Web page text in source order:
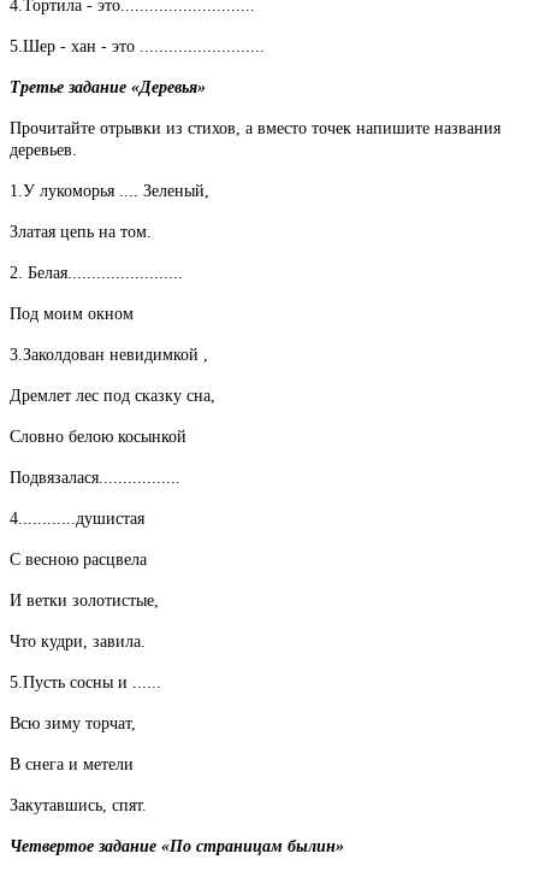
4.Тортила - это............................
5.Шер - хан - это ..........................
Третье задание «Деревья»
Прочитайте отрывки из стихов, а вместо точек напишите названия
деревьев.
1.У лукоморья .... Зеленый,
Златая цепь на том.
2. Белая........................
Под моим окном
3.Заколдован невидимкой ,
Дремлет лес под сказку сна,
Словно белою косынкой
Подвязалася.................
4............душистая
С весною расцвела
И ветки золотистые,
Что кудри, завила.
5.Пусть сосны и ......
Всю зиму торчат,
В снега и метели
Закутавшись, спят.
Четвертое задание «По страницам былин»